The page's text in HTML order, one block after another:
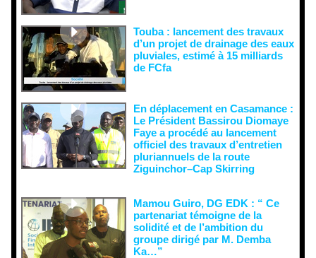
Touba : lancement des travaux
d’un projet de drainage des eaux
pluviales, estimé à 15 milliards
de FCfa ‎
En déplacement en Casamance :
Le Président Bassirou Diomaye
Faye a procédé au lancement
officiel des travaux d’entretien
pluriannuels de la route
Ziguinchor–Cap Skirring
Mamou Guiro, DG EDK : “ Ce
partenariat témoigne de la
solidité et de l’ambition du
groupe dirigé par M. Demba
Ka…”